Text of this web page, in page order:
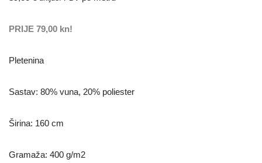
PRIJE 79,00 kn!
Pletenina
Sastav: 80% vuna, 20% poliester
Širina: 160 cm
Gramaža: 400 g/m2